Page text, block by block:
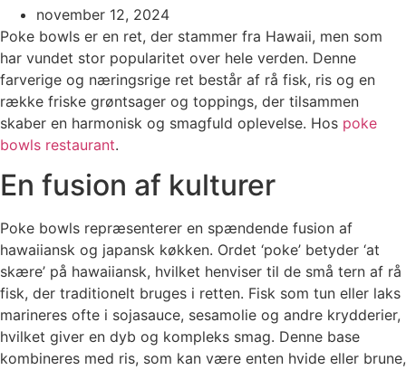
november 12, 2024
Poke bowls er en ret, der stammer fra Hawaii, men som
har vundet stor popularitet over hele verden. Denne
farverige og næringsrige ret består af rå fisk, ris og en
række friske grøntsager og toppings, der tilsammen
skaber en harmonisk og smagfuld oplevelse. Hos poke
bowls restaurant.
En fusion af kulturer
Poke bowls repræsenterer en spændende fusion af
hawaiiansk og japansk køkken. Ordet ‘poke’ betyder ‘at
skære’ på hawaiiansk, hvilket henviser til de små tern af rå
fisk, der traditionelt bruges i retten. Fisk som tun eller laks
marineres ofte i sojasauce, sesamolie og andre krydderier,
hvilket giver en dyb og kompleks smag. Denne base
kombineres med ris, som kan være enten hvide eller brune,